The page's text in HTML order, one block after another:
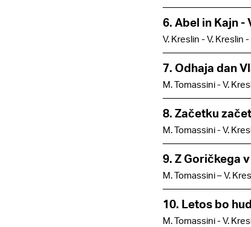
6. Abel in Kajn -
V. Kreslin - V. Kreslin
7. Odhaja dan
M. Tomassini - V.
8. Začetku
M. Tomassini - V.
9. Z Goričkega
M. Tomassini – V.
10. Letos bo
M. Tomassini - V.